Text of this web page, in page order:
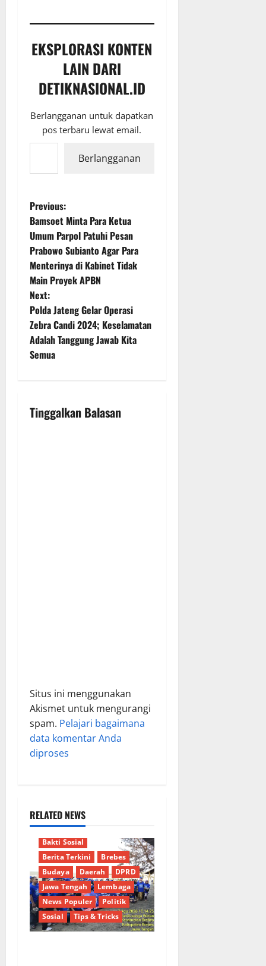
EKSPLORASI KONTEN
LAIN DARI
DETIKNASIONAL.ID
Berlangganan untuk dapatkan
pos terbaru lewat email.
Ketikkan email Anda...
Berlangganan
P
o
s
t
n
a
v
g
Previous:
Bamsoet Minta Para Ketua
Umum Parpol Patuhi Pesan
Prabowo Subianto Agar Para
Menterinya di Kabinet Tidak
Main Proyek APBN
Next:
Polda Jateng Gelar Operasi
Zebra Candi 2024; Keselamatan
Adalah Tanggung Jawab Kita
Semua
Tinggalkan Balasan
Situs ini menggunakan
Akismet untuk mengurangi
spam. Pelajari bagaimana
data komentar Anda
diproses
RELATED NEWS
Bakti Sosial
Berita Terkini
Brebes
Budaya
Daerah
DPRD
Jawa Tengah
Lembaga
News Populer
Politik
Sosial
Tips & Tricks